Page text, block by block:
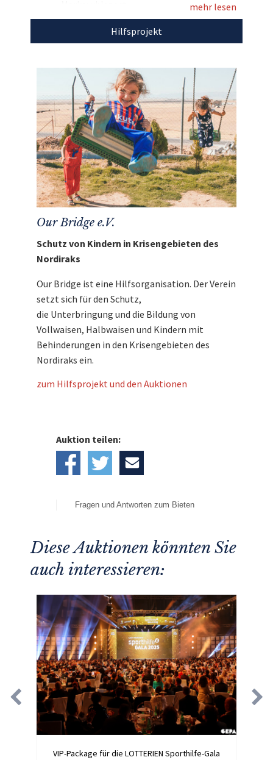
Farbe: weiß/rot
Den Erlös der Auktion „Für Fans des 1. FC Köln:
leiten wir direkt, ohne Abzug von Kosten, an
Our Bridge e.V.
weiter.
mehr lesen
Hilfsprojekt
Our Bridge e.V.
Schutz von Kindern in Krisengebieten des
Nordiraks
Our Bridge ist eine Hilfsorganisation. Der Verein
setzt sich für den Schutz,
die Unterbringung und die Bildung von
Vollwaisen, Halbwaisen und Kindern mit
Behinderungen in den Krisengebieten des
Nordiraks ein.
zum Hilfsprojekt und den Auktionen
Auktion teilen:
Fragen und Antworten zum Bieten
Diese Auktionen könnten Sie
auch interessieren:
VIP-Package für die LOTTERIEN Sporthilfe-Gala